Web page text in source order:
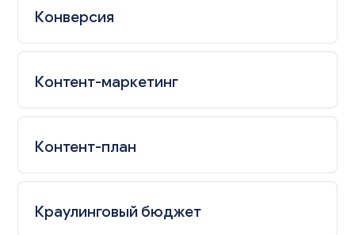
Конверсия
Контент-маркетинг
Контент-план
Краулинговый бюджет